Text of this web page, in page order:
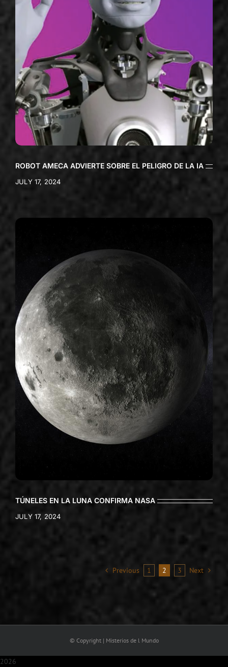
ROBOT AMECA ADVIERTE SOBRE EL PELIGRO DE LA IA
JULY 17, 2024
TÚNELES EN LA LUNA CONFIRMA NASA
JULY 17, 2024
Previous 1 2 3 Next
© Copyright | Misterios de l Mundo
2026